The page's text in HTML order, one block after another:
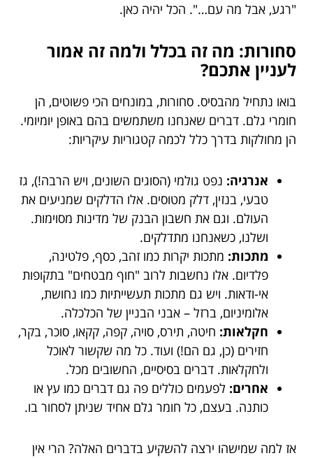
"רגע, אבל מה עם…". הכל יהיה כאן.
סחורות: מה זה בכלל ולמה זה אמור
לעניין אתכם?
בואו נתחיל מהבסיס. סחורות, במונחים הכי פשוטים, הן
חומרי גלם. דברים שאנחנו משתמשים בהם באופן יומיומי.
הן מחולקות בדרך כלל לכמה קטגוריות עיקריות:
אנרגיה: נפט גולמי (הסוגים השונים, ויש הרבה!), גז
טבעי, בנזין, דלק מטוסים. אלו הדלקים שמניעים את
העולם. וגם את חשבון הבנק של מדינות מסוימות.
ושלנו, כשאנחנו מתדלקים.
מתכות: מתכות יקרות כמו זהב, כסף, פלטינה,
פלדיום. אלו נחשבות לרוב "חוף מבטחים" בתקופות
אי-ודאות. ויש גם מתכות תעשייתיות כמו נחושת,
אלומיניום, ברזל – אבני הבניין של הכלכלה.
חקלאות: חיטה, תירס, סויה, קפה, קקאו, סוכר, בקר,
חזירים (כן, גם הם!) ועוד. כל מה שקשור לאוכל
ולחקלאות. דברים בסיסיים, החשובים מכל.
אחרים: לפעמים כוללים פה גם דברים כמו עץ או
כותנה. בעצם, כל חומר גלם אחיד שניתן לסחור בו.
אז למה שמישהו ירצה להשקיע בדברים האלה? הרי אין